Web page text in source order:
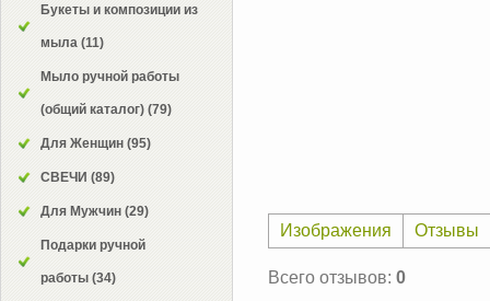
Изображения Отзывы
Всего отзывов: 0
Букеты и композиции из
мыла (11)
Мыло ручной работы
(общий каталог) (79)
Для Женщин (95)
СВЕЧИ (89)
Для Мужчин (29)
Подарки ручной
работы (34)